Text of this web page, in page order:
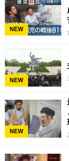
NEW
NEW
NEW